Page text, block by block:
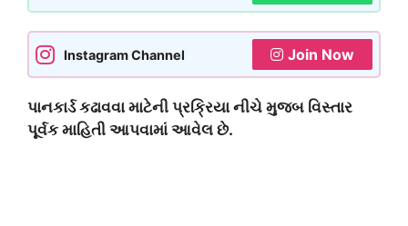
Instagram Channel Join Now
પાનકાર્ડ કઢાવવા માટેની પ્રક્રિયા નીચે મુજબ વિસ્તાર
પૂર્વક માહિતી આપવામાં આવેલ છે.